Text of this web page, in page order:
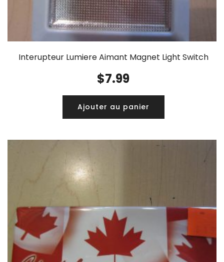
Interupteur Lumiere Aimant Magnet Light Switch
$7.99
Ajouter au panier